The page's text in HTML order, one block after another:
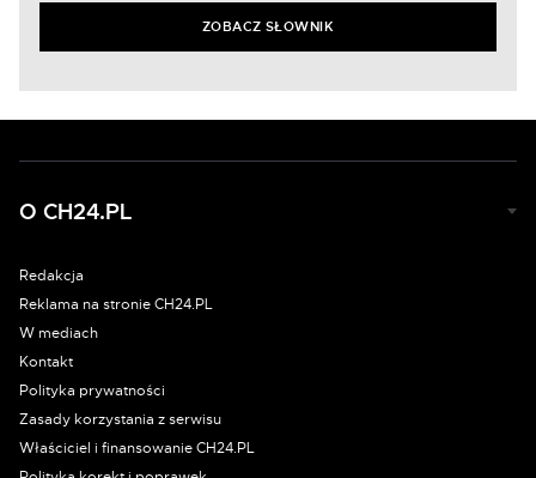
ZOBACZ SŁOWNIK
O CH24.PL
Redakcja
Reklama na stronie CH24.PL
W mediach
Kontakt
Polityka prywatności
Zasady korzystania z serwisu
Właściciel i finansowanie CH24.PL